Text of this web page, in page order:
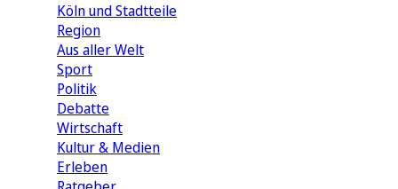
Köln und Stadtteile
Region
Aus aller Welt
Sport
Politik
Debatte
Wirtschaft
Kultur & Medien
Erleben